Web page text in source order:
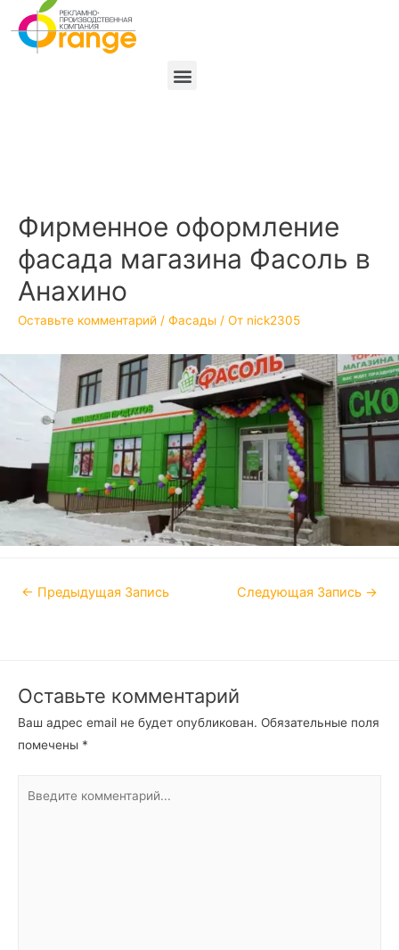
Фирменное оформление
фасада магазина Фасоль в
Анахино
Оставьте комментарий / Фасады / От nick2305
← Предыдущая Запись Следующая Запись →
Оставьте комментарий
Ваш адрес email не будет опубликован. Обязательные поля
помечены *